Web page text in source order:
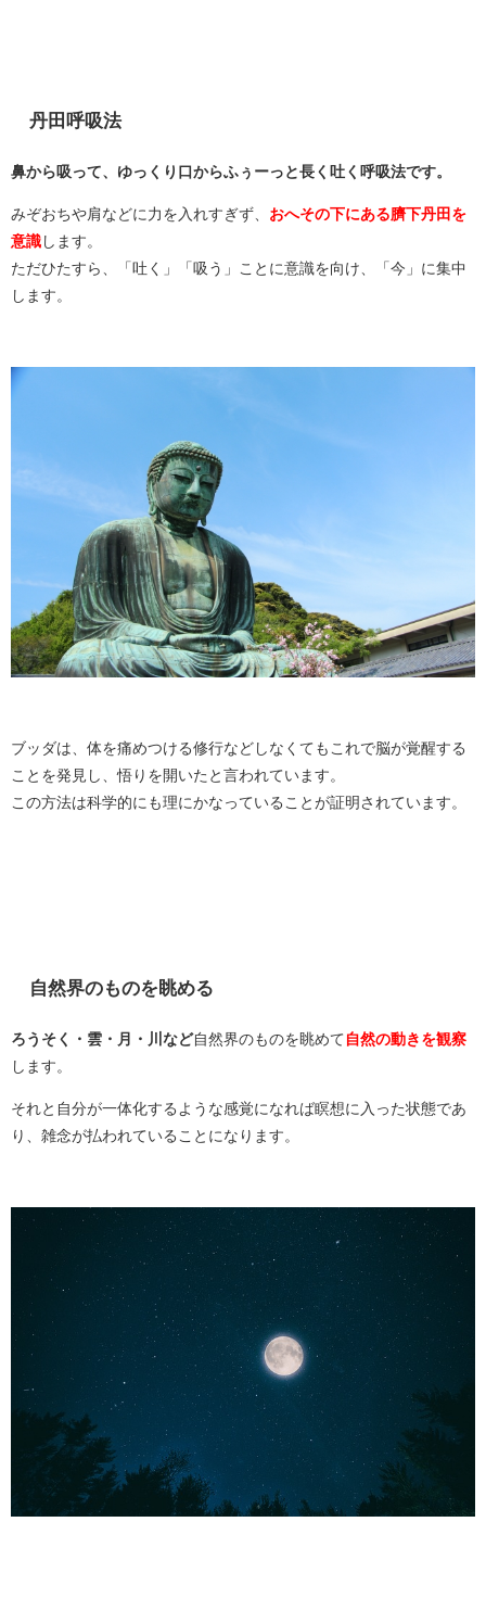
丹田呼吸法
鼻から吸って、ゆっくり口からふぅーっと長く吐く呼吸法です。
みぞおちや肩などに力を入れすぎず、 おへその下にある臍下丹田を
意識 します。
ただひたすら、「吐く」「吸う」ことに意識を向け、「今」に集中
します。
ブッダは、体を痛めつける修行などしなくてもこれで脳が覚醒する
ことを発見し、悟りを開いたと言われています。
この方法は科学的にも理にかなっていることが証明されています。
自然界のものを眺める
ろうそく・雲・月・川など自然界のものを眺めて 自然の動きを観察
します。
それと自分が一体化するような感覚になれば瞑想に入った状態であ
り、雑念が払われていることになります。